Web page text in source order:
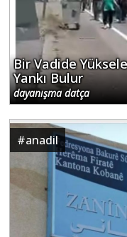
Bir Vadide
Yankı Bulur
dayanışma datça
#anadil